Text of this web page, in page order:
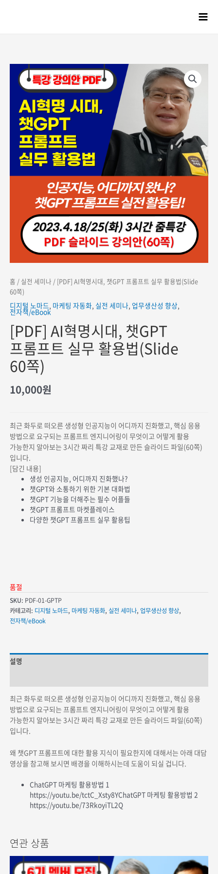
홈 / 실전 세미나 / [PDF] AI혁명시대, 챗GPT 프롬프트 실무 활용법(Slide
60쪽)
디지털 노마드, 마케팅 자동화, 실전 세미나, 업무생산성 향상,
전자책/eBook
[PDF] AI혁명시대, 챗GPT
프롬프트 실무 활용법(Slide
60쪽)
10,000원
최근 화두로 떠오른 생성형 인공지능이 어디까지 진화했고, 핵심 응용
방법으로 요구되는 프롬프트 엔지니어링이 무엇이고 어떻게 활용
가능한지 알아보는 3시간 짜리 특강 교재로 만든 슬라이드 파일(60쪽)
입니다.
[담긴 내용]
생성 인공지능, 어디까지 진화했나?
챗GPT와 소통하기 위한 기본 대화법
챗GPT 기능을 더해주는 필수 어플들
챗GPT 프롬프트 마켓플레이스
다양한 챗GPT 프롬프트 실무 활용팁
품절
SKU: PDF-01-GPTP
카테고리: 디지털 노마드, 마케팅 자동화, 실전 세미나, 업무생산성 향상,
전자책/eBook
설명
최근 화두로 떠오른 생성형 인공지능이 어디까지 진화했고, 핵심 응용
방법으로 요구되는 프롬프트 엔지니어링이 무엇이고 어떻게 활용
가능한지 알아보는 3시간 짜리 특강 교재로 만든 슬라이드 파일(60쪽)
입니다.
왜 챗GPT 프롬프트에 대한 활용 지식이 필요한지에 대해서는 아래 대담
영상을 참고해 보시면 배경을 이해하시는데 도움이 되실 겁니다.
ChatGPT 마케팅 활용방법 1
https://youtu.be/tctC_Xsty8YChatGPT 마케팅 활용방법 2
https://youtu.be/73RkoyiTL2Q
연관 상품